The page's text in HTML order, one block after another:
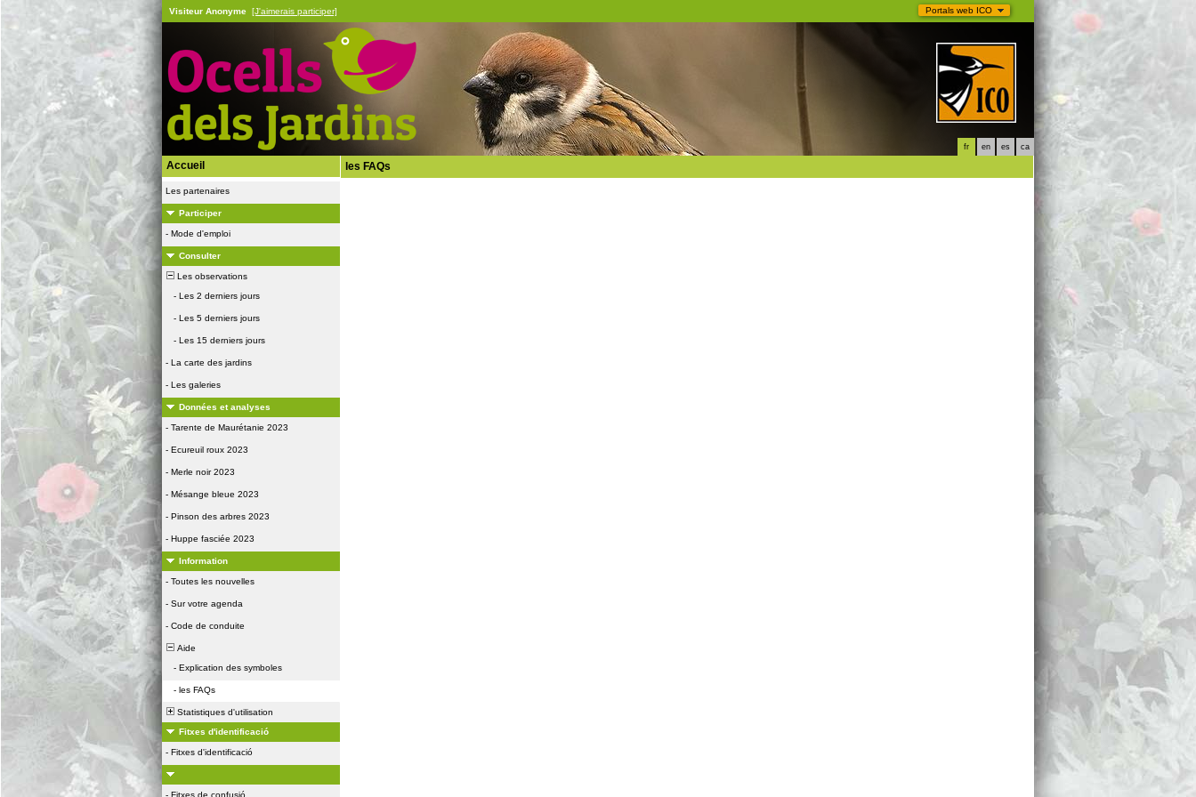
Portals web ICO
Visiteur Anonyme [J'aimerais participer]
fr en es ca
Accueil
Les partenaires
Participer
- Mode d'emploi
Consulter
Les observations
- Les 2 derniers jours
- Les 5 derniers jours
- Les 15 derniers jours
- La carte des jardins
- Les galeries
Données et analyses
- Tarente de Maurétanie 2023
- Ecureuil roux 2023
- Merle noir 2023
- Mésange bleue 2023
- Pinson des arbres 2023
- Huppe fasciée 2023
Information
- Toutes les nouvelles
- Sur votre agenda
- Code de conduite
Aide
- Explication des symboles
- les FAQs
Statistiques d'utilisation
Fitxes d'identificació
- Fitxes d'identificació
- Fitxes de confusió
les FAQs